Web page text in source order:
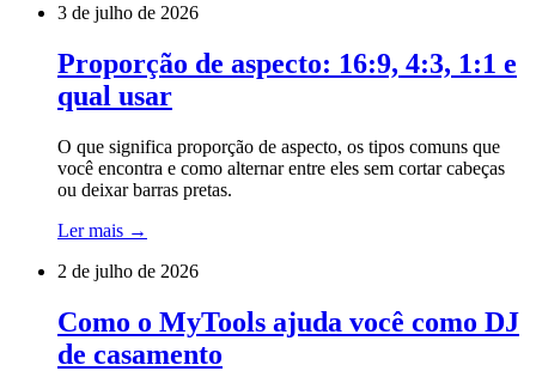
3 de julho de 2026
Proporção de aspecto: 16:9, 4:3, 1:1 e
qual usar
O que significa proporção de aspecto, os tipos comuns que
você encontra e como alternar entre eles sem cortar cabeças
ou deixar barras pretas.
Ler mais →
2 de julho de 2026
Como o MyTools ajuda você como DJ
de casamento